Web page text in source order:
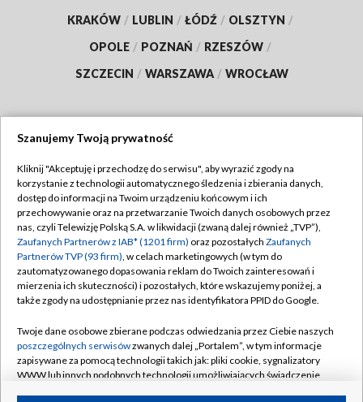
KRAKÓW / LUBLIN / ŁÓDŹ / OLSZTYN /
OPOLE / POZNAŃ / RZESZÓW /
SZCZECIN / WARSZAWA / WROCŁAW
TVP
Abonament TVP
Emisja w TVP
Centrum informacji TVP
Naziemna Telewizja Cyfrowa
Rada Programowa
System NOS
Informacje o nadawcy
Regulamin TVP
Polityka prywatności
Moje zgody
Pomoc
Kontakt
Kanały
Szanujemy Twoją prywatność
Kliknij "Akceptuję i przechodzę do serwisu", aby wyrazić zgody na
korzystanie z technologii automatycznego śledzenia i zbierania danych,
dostęp do informacji na Twoim urządzeniu końcowym i ich
przechowywanie oraz na przetwarzanie Twoich danych osobowych przez
nas, czyli Telewizję Polską S.A. w likwidacji (zwaną dalej również „TVP”),
Zaufanych Partnerów z IAB* (1201 firm) oraz pozostałych Zaufanych
Partnerów TVP (93 firm), w celach marketingowych (w tym do
zautomatyzowanego dopasowania reklam do Twoich zainteresowań i
mierzenia ich skuteczności) i pozostałych, które wskazujemy poniżej, a
także zgody na udostępnianie przez nas identyfikatora PPID do Google.
Twoje dane osobowe zbierane podczas odwiedzania przez Ciebie naszych
poszczególnych serwisówzwanych dalej „Portalem”, w tym informacje
zapisywane za pomocą technologii takich jak: pliki cookie, sygnalizatory
WWW lub innych podobnych technologii umożliwiających świadczenie